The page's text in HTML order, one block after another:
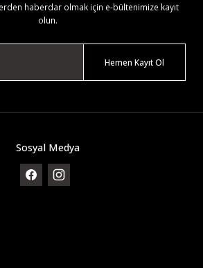
haberdar olmak için e-bültenimize kayıt
olun.
Hemen Kayıt Ol
Sosyal Medya